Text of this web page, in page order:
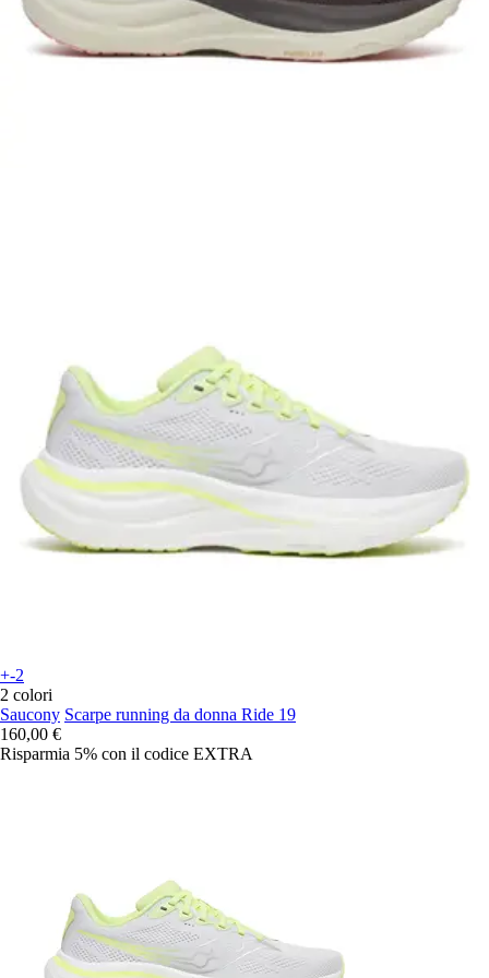
+-2
2 colori
Saucony Scarpe running da donna Ride 19
160,00 €
Risparmia 5% con il codice EXTRA